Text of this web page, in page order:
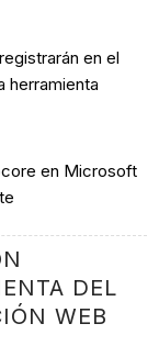
en el
herramienta
en Microsoft
DEL
WEB